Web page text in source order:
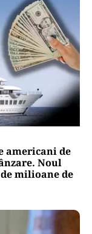
americani de
Noul
milioane de